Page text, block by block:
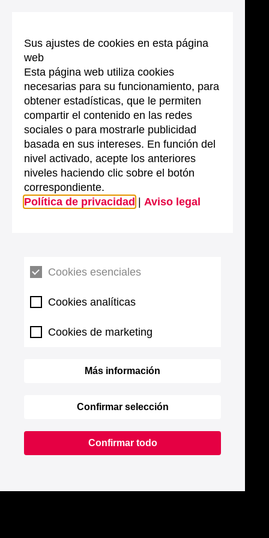
Sus ajustes de cookies en esta página
web
Esta página web utiliza cookies
necesarias para su funcionamiento, para
obtener estadísticas, que le permiten
compartir el contenido en las redes
sociales o para mostrarle publicidad
basada en sus intereses. En función del
nivel activado, acepte los anteriores
niveles haciendo clic sobre el botón
correspondiente.
Política de privacidad
Aviso legal
Cookies esenciales
Cookies analíticas
Cookies de marketing
Más información
Confirmar selección
Confirmar todo